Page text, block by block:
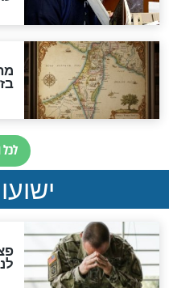
להמתקת
סגולת